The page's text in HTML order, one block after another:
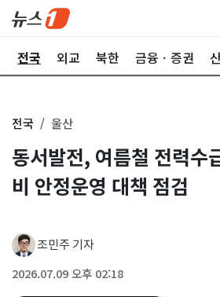
전국 외교 북한 금융ㆍ증권
전국 울산
동서발전, 여름철 전력수
비 안정운영 대책 점검
조민주 기자
2026.07.09 오후 02:18